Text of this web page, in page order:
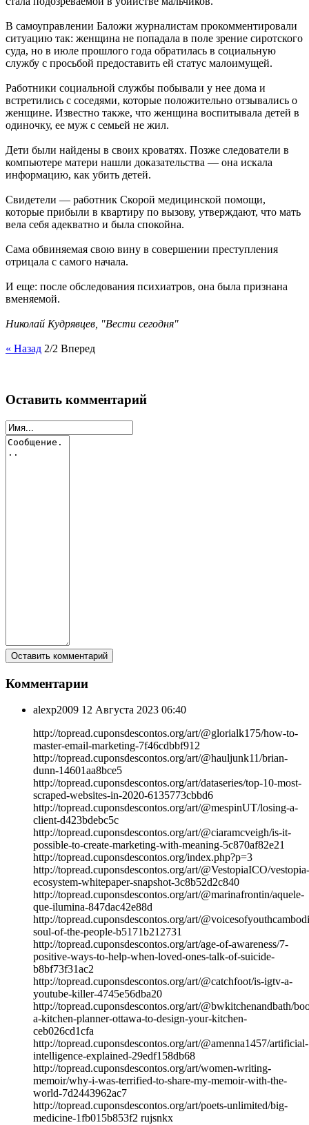
В самоуправлении Баложи журналистам прокомментировали
ситуацию так: женщина не попадала в поле зрение сиротского
суда, но в июле прошлого года обратилась в социальную
службу с просьбой предоставить ей статус малоимущей.
Работники социальной службы побывали у нее дома и
встретились с соседями, которые положительно отзывались о
женщине. Известно также, что женщина воспитывала детей в
одиночку, ее муж с семьей не жил.
Дети были найдены в своих кроватях. Позже следователи в
компьютере матери нашли доказательства — она искала
информацию, как убить детей.
Свидетели — работник Скорой медицинской помощи,
которые прибыли в квартиру по вызову, утверждают, что мать
вела себя адекватно и была спокойна.
Сама обвиняемая свою вину в совершении преступления
отрицала с самого начала.
И еще: после обследования психиатров, она была признана
вменяемой.
Николай Кудрявцев, "Вести сегодня"
« Назад 2/2 Вперед
Оставить комментарий
Комментарии
alexp2009 12 Августа 2023 06:40
http://topread.cuponsdescontos.org/art/@glorialk175/how-to-
master-email-marketing-7f46cdbbf912
http://topread.cuponsdescontos.org/art/@hauljunk11/brian-
dunn-14601aa8bce5
http://topread.cuponsdescontos.org/art/dataseries/top-10-most-
scraped-websites-in-2020-6135773cbbd6
http://topread.cuponsdescontos.org/art/@mespinUT/losing-a-
client-d423bdebc5c
http://topread.cuponsdescontos.org/art/@ciaramcveigh/is-it-
possible-to-create-marketing-with-meaning-5c870af82e21
http://topread.cuponsdescontos.org/index.php?p=3
http://topread.cuponsdescontos.org/art/@VestopiaICO/vestopia-
ecosystem-whitepaper-snapshot-3c8b52d2c840
http://topread.cuponsdescontos.org/art/@marinafrontin/aquele-
que-ilumina-847dac42e88d
http://topread.cuponsdescontos.org/art/
soul-of-the-people-b5171b212731
http://topread.cuponsdescontos.org/art/age-of-awareness/7-
positive-ways-to-help-when-loved-ones-talk-of-suicide-
b8bf73f31ac2
http://topread.cuponsdescontos.org/art/@catchfoot/is-igtv-a-
youtube-killer-4745e56dba20
http://topread.cuponsdescontos.org/art/@bwkitchenandbath/
a-kitchen-planner-ottawa-to-design-your-kitchen-
ceb026cd1cfa
http://topread.cuponsdescontos.org/art/@amenna1457/artificial-
intelligence-explained-29edf158db68
http://topread.cuponsdescontos.org/art/women-writing-
memoir/why-i-was-terrified-to-share-my-memoir-with-the-
world-7d2443962ac7
http://topread.cuponsdescontos.org/art/poets-unlimited/big-
medicine-1fb015b853f2 rujsnkx